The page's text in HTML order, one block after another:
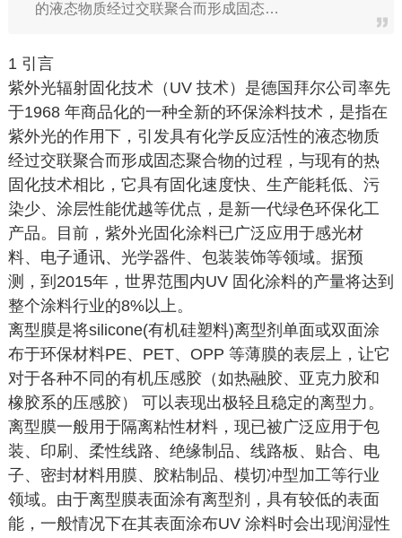
的液态物质经过交联聚合而形成固态…
1 引言
紫外光辐射固化技术（UV 技术）是德国拜尔公司率先
于1968 年商品化的一种全新的环保涂料技术，是指在
紫外光的作用下，引发具有化学反应活性的液态物质
经过交联聚合而形成固态聚合物的过程，与现有的热
固化技术相比，它具有固化速度快、生产能耗低、污
染少、涂层性能优越等优点，是新一代绿色环保化工
产品。目前，紫外光固化涂料已广泛应用于感光材
料、电子通讯、光学器件、包装装饰等领域。据预
测，到2015年，世界范围内UV 固化涂料的产量将达到
整个涂料行业的8%以上。
离型膜是将silicone(有机硅塑料)离型剂单面或双面涂
布于环保材料PE、PET、OPP 等薄膜的表层上，让它
对于各种不同的有机压感胶（如热融胶、亚克力胶和
橡胶系的压感胶） 可以表现出极轻且稳定的离型力。
离型膜一般用于隔离粘性材料，现已被广泛应用于包
装、印刷、柔性线路、绝缘制品、线路板、贴合、电
子、密封材料用膜、胶粘制品、模切冲型加工等行业
领域。由于离型膜表面涂有离型剂，具有较低的表面
能，一般情况下在其表面涂布UV 涂料时会出现润湿性